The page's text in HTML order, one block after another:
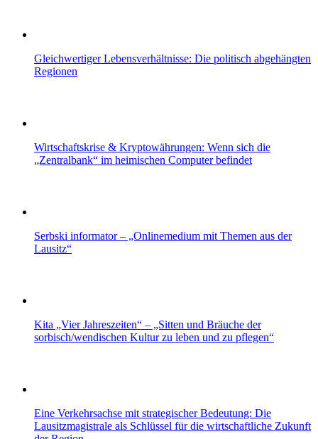
Gleichwertiger Lebensverhältnisse: Die politisch abgehängten
Regionen
Wirtschaftskrise & Kryptowährungen: Wenn sich die
„Zentralbank“ im heimischen Computer befindet
Serbski informator – „Onlinemedium mit Themen aus der
Lausitz“
Kita „Vier Jahreszeiten“ – „Sitten und Bräuche der
sorbisch/wendischen Kultur zu leben und zu pflegen“
Eine Verkehrsachse mit strategischer Bedeutung: Die
Lausitzmagistrale als Schlüssel für die wirtschaftliche Zukunft